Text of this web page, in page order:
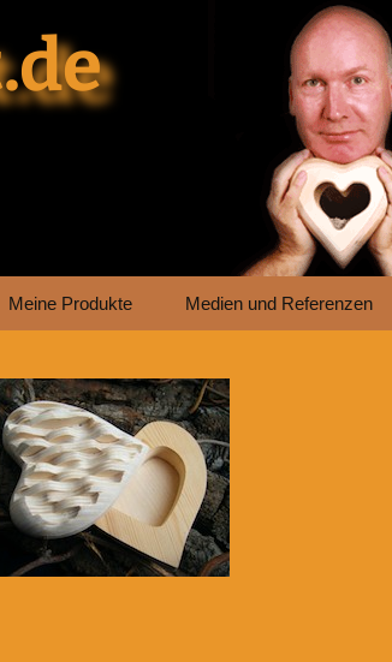
Meine Produkte Medien und Referenzen